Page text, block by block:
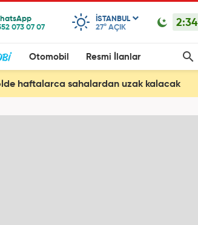
ISTANBUL
27° AÇIK 2:34
Otomobil Resmi İlanlar
haftalarca sahalardan uzak kalacak